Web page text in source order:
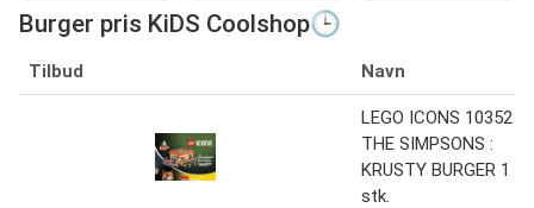
Burger pris KiDS Coolshop🕒
Tilbud Navn
LEGO ICONS 10352
THE SIMPSONS :
KRUSTY BURGER 1
stk.